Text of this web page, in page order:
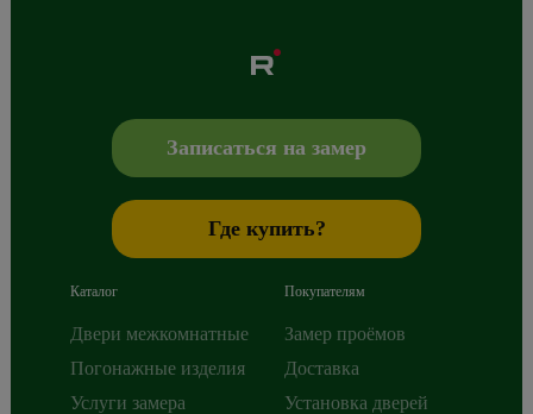
+7 800 765 43 42,mail@alberodoors.com
Записаться на замер
Где купить?
Каталог
Двери межкомнатные
Погонажные изделия
Услуги замера
Покупателям
Замер проёмов
Доставка
Установка дверей